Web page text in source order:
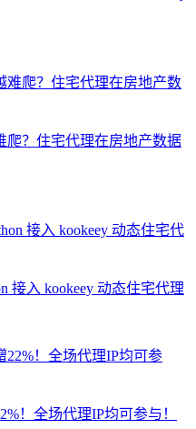
爬？住宅代理在房地产数据
接入 kookeey 动态住宅代理
！全场代理IP均可参与！